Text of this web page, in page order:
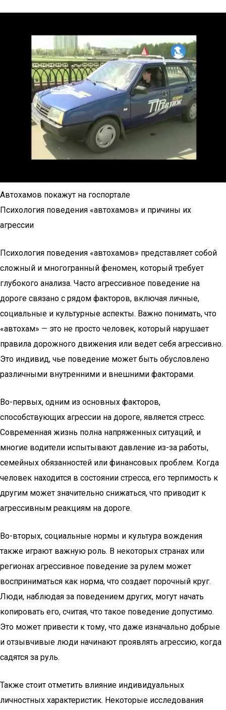
Автохамов покажут на госпортале
Психология поведения «автохамов» и причины их
агрессии
Психология поведения «автохамов» представляет собой
сложный и многогранный феномен, который требует
глубокого анализа. Часто агрессивное поведение на
дороге связано с рядом факторов, включая личные,
социальные и культурные аспекты. Важно понимать, что
«автохам» — это не просто человек, который нарушает
правила дорожного движения или ведет себя агрессивно.
Это индивид, чье поведение может быть обусловлено
различными внутренними и внешними факторами.
Во-первых, одним из основных факторов,
способствующих агрессии на дороге, является стресс.
Современная жизнь полна напряженных ситуаций, и
многие водители испытывают давление из-за работы,
семейных обязанностей или финансовых проблем. Когда
человек находится в состоянии стресса, его терпимость к
другим может значительно снижаться, что приводит к
агрессивным реакциям на дороге.
Во-вторых, социальные нормы и культура вождения
также играют важную роль. В некоторых странах или
регионах агрессивное поведение за рулем может
восприниматься как норма, что создает порочный круг.
Люди, наблюдая за поведением других, могут начать
копировать его, считая, что такое поведение допустимо.
Это может привести к тому, что даже изначально добрые
и отзывчивые люди начинают проявлять агрессию, когда
садятся за руль.
Также стоит отметить влияние индивидуальных
личностных характеристик. Некоторые исследования